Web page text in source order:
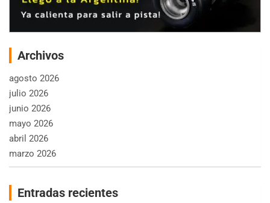
Archivos
agosto 2026
julio 2026
junio 2026
mayo 2026
abril 2026
marzo 2026
Entradas recientes